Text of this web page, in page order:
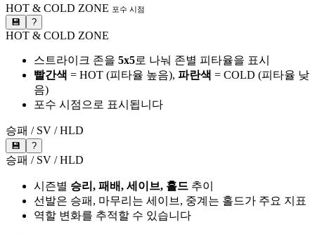
HOT & COLD ZONE 포수 시점
💾 ?
HOT & COLD ZONE
스트라이크 존을 5x5로 나눠 존별 피타율을 표시
빨간색 = HOT (피타율 높음), 파란색 = COLD (피타율 낮
음)
포수 시점으로 표시됩니다
승패 / SV / HLD
💾 ?
승패 / SV / HLD
시즌별 승리, 패배, 세이브, 홀드 추이
선발은 승패, 마무리는 세이브, 중계는 홀드가 주요 지표
역할 변화를 추적할 수 있습니다